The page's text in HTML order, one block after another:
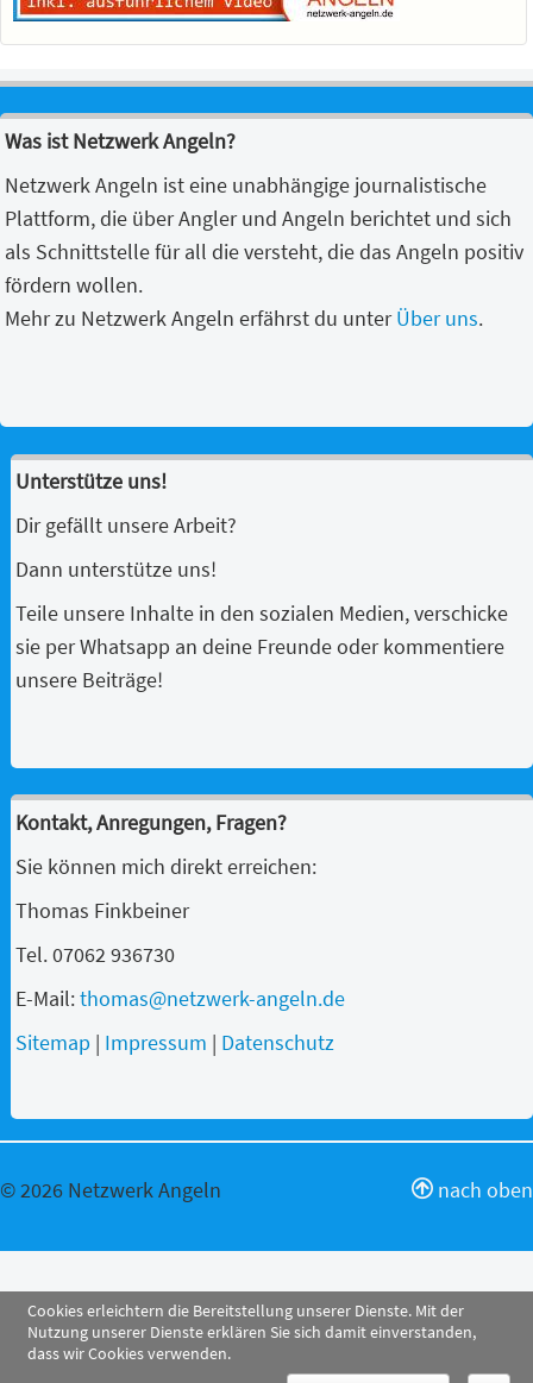
Was ist Netzwerk Angeln?
Netzwerk Angeln ist eine unabhängige journalistische
Plattform, die über Angler und Angeln berichtet und sich
als Schnittstelle für all die versteht, die das Angeln positiv
fördern wollen.
Mehr zu Netzwerk Angeln erfährst du unterÜber uns.
Unterstütze uns!
Dir gefällt unsere Arbeit?
Dann unterstütze uns!
Teile unsere Inhalte in den sozialen Medien, verschicke
sie per Whatsapp an deine Freunde oder kommentiere
unsere Beiträge!
Kontakt, Anregungen, Fragen?
Sie können mich direkt erreichen:
Thomas Finkbeiner
Tel. 07062 936730
E-Mail:thomas@netzwerk-angeln.de
Sitemap | Impressum | Datenschutz
nach oben
© 2026 Netzwerk Angeln
Cookies erleichtern die Bereitstellung unserer Dienste. Mit der
Nutzung unserer Dienste erklären Sie sich damit einverstanden,
dass wir Cookies verwenden.